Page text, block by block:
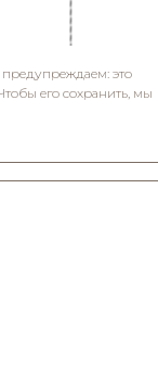
это
его сохранить, мы